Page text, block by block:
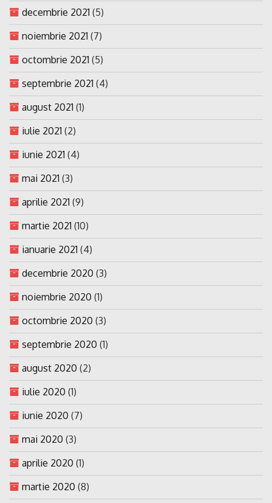
decembrie 2021 (5)
noiembrie 2021 (7)
octombrie 2021 (5)
septembrie 2021 (4)
august 2021 (1)
iulie 2021 (2)
iunie 2021 (4)
mai 2021 (3)
aprilie 2021 (9)
martie 2021 (10)
ianuarie 2021 (4)
decembrie 2020 (3)
noiembrie 2020 (1)
octombrie 2020 (3)
septembrie 2020 (1)
august 2020 (2)
iulie 2020 (1)
iunie 2020 (7)
mai 2020 (3)
aprilie 2020 (1)
martie 2020 (8)